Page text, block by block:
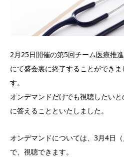
2月25日開催の第5回チーム医療推
にて盛会裏に終了することができ
す。
オンデマンドだけでも視聴したい
に答えることといたしました。
オンデマンドについては、3月4日
で、視聴できます。